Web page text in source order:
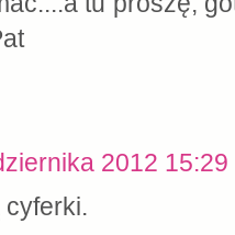
2012 15:29
cyferki.